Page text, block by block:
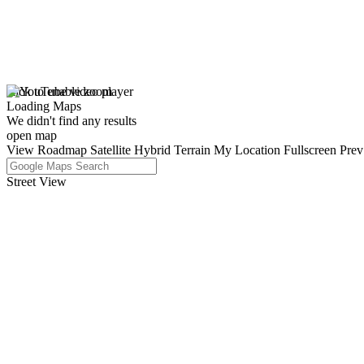
click to enable zoom
Loading Maps
We didn't find any results
open map
View Roadmap Satellite Hybrid Terrain My Location Fullscreen Prev
Street View